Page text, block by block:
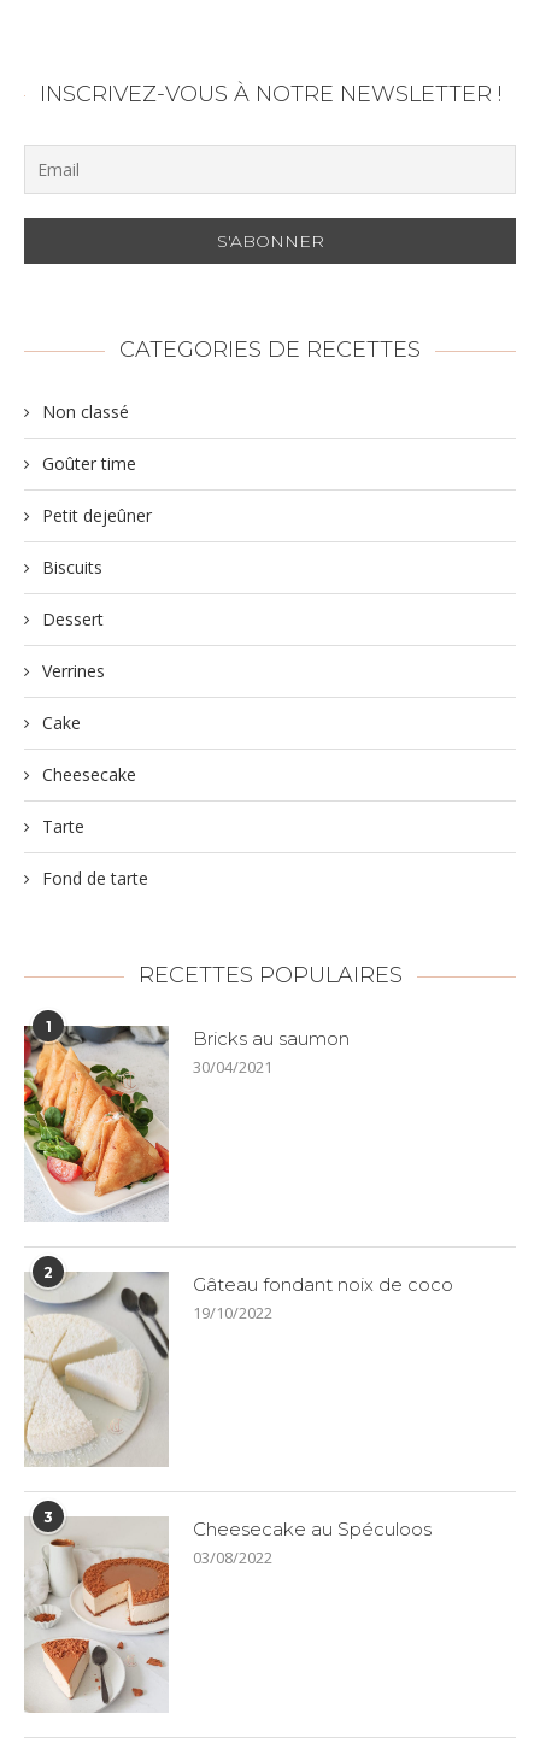
INSCRIVEZ-VOUS À NOTRE NEWSLETTER !
CATEGORIES DE RECETTES
Non classé
Goûter time
Petit dejeûner
Biscuits
Dessert
Verrines
Cake
Cheesecake
Tarte
Fond de tarte
RECETTES POPULAIRES
1
Bricks au saumon
30/04/2021
2
Gâteau fondant noix de coco
19/10/2022
3
Cheesecake au Spéculoos
03/08/2022